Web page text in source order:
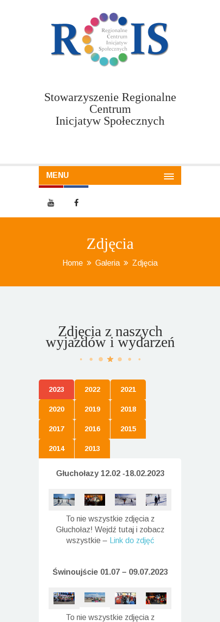
Stowarzyszenie Regionalne
Centrum
Inicjatyw Społecznych
MENU
Zdjęcia
Home Galeria Zdjęcia
Zdjęcia z naszych
wyjazdów i wydarzeń
2023 2022 2021
2020 2019 2018
2017 2016 2015
2014 2013
Głuchołazy 12.02 -18.02.2023
To nie wszystkie zdjęcia z
Głuchołaz! Wejdź tutaj i zobacz
wszystkie –
Link do zdjęć
Świnoujście 01.07 – 09.07.2023
To nie wszystkie zdjęcia z